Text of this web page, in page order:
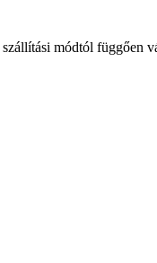
módtól függően